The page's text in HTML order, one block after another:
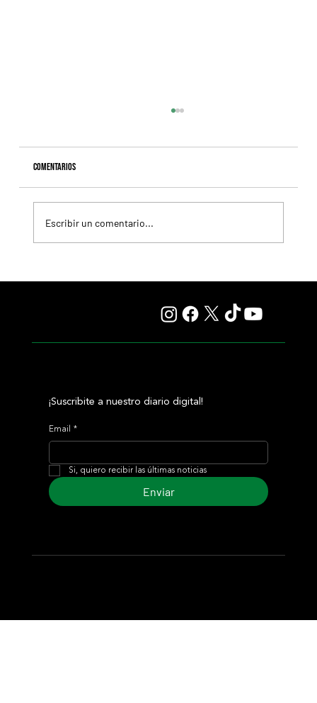
Comentarios
Escribir un comentario...
¡Suscribite a nuestro diario digital!
Email *
Si, quiero recibir las últimas noticias
Enviar